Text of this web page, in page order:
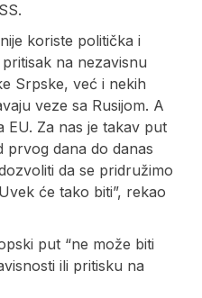
koriste politička i
na nezavisnu
Srpske, već i nekih
veze sa Rusijom. A
Za nas je takav put
prvog dana do danas
da se pridružimo
će tako biti”, rekao
put “ne može biti
ili pritisku na